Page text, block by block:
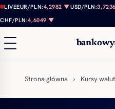
Przejdź do treści
LIVEEUR/PLN:4,2982 ▼USD/PLN:
CHF/PLN:4,6049 ▼
Strona główna › Kursy walut